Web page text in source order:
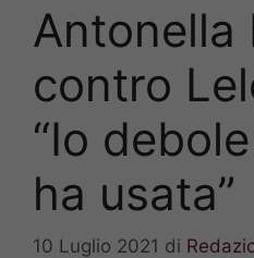
Antonella
contro
“Io
ha usata”
10 Luglio 2021 di